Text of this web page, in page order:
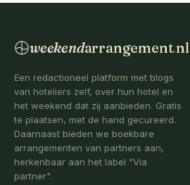
weekendarrangement.nl
Een redactioneel platform met blogs
van hoteliers zelf, over hun hotel en
het weekend dat zij aanbieden. Gratis
te plaatsen, met de hand gecureerd.
Daarnaast bieden we boekbare
arrangementen van partners aan,
herkenbaar aan het label "Via
partner".